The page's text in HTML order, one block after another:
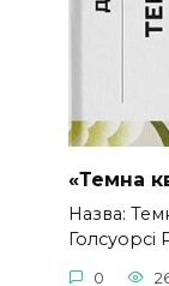
«Темна
Назва:
Голсуорсі
0